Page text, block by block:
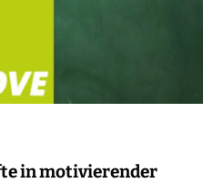
in motivierender